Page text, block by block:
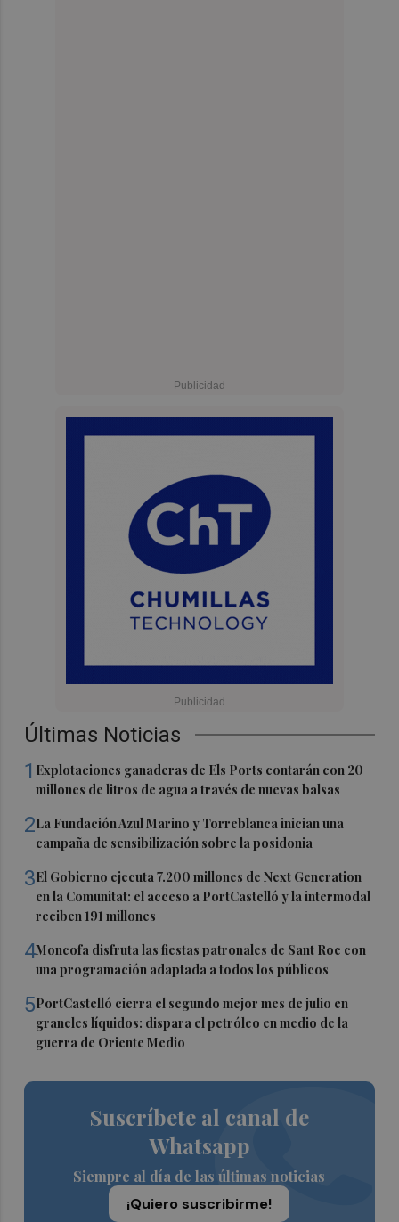
Últimas Noticias
1 Explotaciones ganaderas de Els Ports contarán con 20
millones de litros de agua a través de nuevas balsas
2La Fundación Azul Marino y Torreblanca inician una
campaña de sensibilización sobre la posidonia
3El Gobierno ejecuta 7.200 millones de Next Generation
en la Comunitat: el acceso a PortCastelló y la intermodal
reciben 191 millones
4Moncofa disfruta las fiestas patronales de Sant Roc con
una programación adaptada a todos los públicos
5PortCastelló cierra el segundo mejor mes de julio en
graneles líquidos: dispara el petróleo en medio de la
guerra de Oriente Medio
Suscríbete al canal de
Whatsapp
Siempre al día de las últimas noticias
¡Quiero suscribirme!